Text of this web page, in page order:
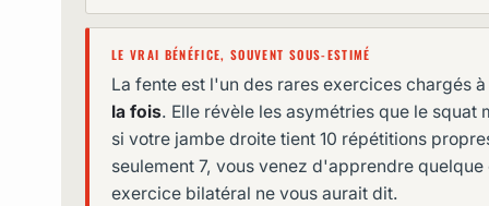
LE VRAI BÉNÉFICE, SOUVENT SOUS-ESTIMÉ
La fente est l'un des rares exercices chargés
la fois. Elle révèle les asymétries que le squat
si votre jambe droite tient 10 répétitions
seulement 7, vous venez d'apprendre
exercice bilatéral ne vous aurait dit.